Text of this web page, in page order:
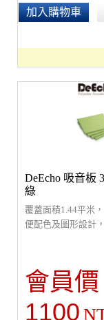
加入購物車
DeEcho 吸音板
綠
覆蓋面積1.44平米
便配色及圖形設計
強吸音材質，吸收
題，裝飾性高，通
焰，採防焰原料製
六面總面積的1/3以
會員價
1100